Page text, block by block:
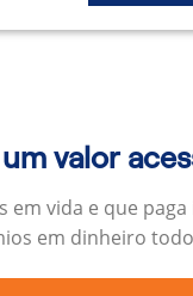
valor
vida e que
em dinheiro